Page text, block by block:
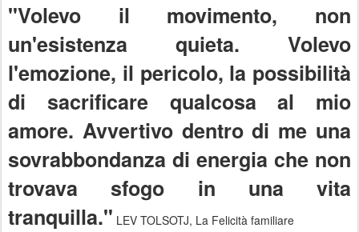
"Volevo il movimento, non
un'esistenza quieta. Volevo
l'emozione, il pericolo, la possibilità
di sacrificare qualcosa al mio
amore. Avvertivo dentro di me una
sovrabbondanza di energia che non
trovava sfogo in una vita
tranquilla." LEV TOLSOTJ, La Felicità familiare